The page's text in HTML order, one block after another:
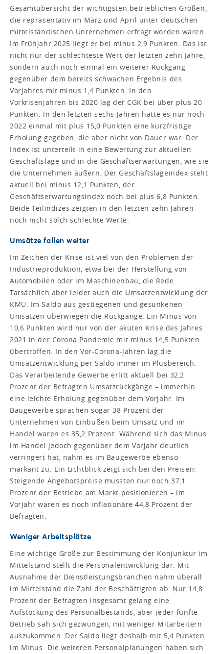
Gesamtübersicht der wichtigsten betrieblichen Größen,
die repräsentativ im März und April unter deutschen
mittelständischen Unternehmen erfragt worden waren.
Im Frühjahr 2025 liegt er bei minus 2,9 Punkten. Das ist
nicht nur der schlechteste Wert der letzten zehn Jahre,
sondern auch noch einmal ein weiterer Rückgang
gegenüber dem bereits schwachen Ergebnis des
Vorjahres mit minus 1,4 Punkten. In den
Vorkrisenjahren bis 2020 lag der CGK bei über plus 20
Punkten. In den letzten sechs Jahren hatte es nur noch
2022 einmal mit plus 15,0 Punkten eine kurzfristige
Erholung gegeben, die aber nicht von Dauer war. Der
Index ist unterteilt in eine Bewertung zur aktuellen
Geschäftslage und in die Geschäftserwartungen, wie sie
die Unternehmen äußern. Der Geschäftslageindex steht
aktuell bei minus 12,1 Punkten, der
Geschäftserwartungsindex noch bei plus 6,8 Punkten.
Beide Teilindizes zeigten in den letzten zehn Jahren
noch nicht solch schlechte Werte.
Umsätze fallen weiter
Im Zeichen der Krise ist viel von den Problemen der
Industrieproduktion, etwa bei der Herstellung von
Automobilen oder im Maschinenbau, die Rede.
Tatsächlich aber leidet auch die Umsatzentwicklung der
KMU. Im Saldo aus gestiegenen und gesunkenen
Umsätzen überwiegen die Rückgänge. Ein Minus von
10,6 Punkten wird nur von der akuten Krise des Jahres
2021 in der Corona Pandemie mit minus 14,5 Punkten
übertroffen. In den Vor-Corona-Jahren lag die
Umsatzentwicklung per Saldo immer im Plusbereich.
Das Verarbeitende Gewerbe erlitt aktuell bei 32,2
Prozent der Befragten Umsatzrückgänge – immerhin
eine leichte Erholung gegenüber dem Vorjahr. Im
Baugewerbe sprachen sogar 38 Prozent der
Unternehmen von Einbußen beim Umsatz und im
Handel waren es 35,2 Prozent. Während sich das Minus
im Handel jedoch gegenüber dem Vorjahr deutlich
verringert hat, nahm es im Baugewerbe ebenso
markant zu. Ein Lichtblick zeigt sich bei den Preisen:
Steigende Angebotspreise mussten nur noch 37,1
Prozent der Betriebe am Markt positionieren – im
Vorjahr waren es noch inflationäre 44,8 Prozent der
Befragten.
Weniger Arbeitsplätze
Eine wichtige Größe zur Bestimmung der Konjunktur im
Mittelstand stellt die Personalentwicklung dar. Mit
Ausnahme der Dienstleistungsbranchen nahm überall
im Mittelstand die Zahl der Beschäftigten ab. Nur 14,8
Prozent der Befragten insgesamt gelang eine
Aufstockung des Personalbestands, aber jeder fünfte
Betrieb sah sich gezwungen, mit weniger Mitarbeitern
auszukommen. Der Saldo liegt deshalb mit 5,4 Punkten
im Minus. Die weiteren Personalplanungen haben sich